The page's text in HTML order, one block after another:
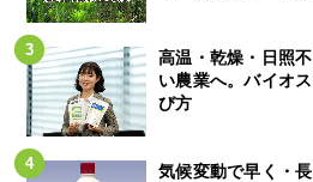
高温・乾燥・日照
い農業へ。バイオ
び方
気候変動で早く・